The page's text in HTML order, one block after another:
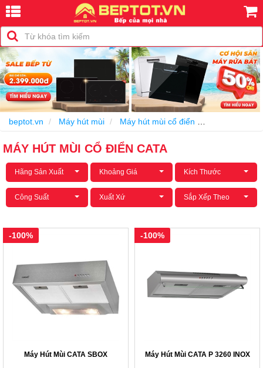
beptot.vn Máy hút mùi Máy hút mùi cổ điển
MÁY HÚT MÙI CỔ ĐIỂN CATA
Hãng Sản Xuất Khoảng Giá Kích Thước
Công Suất Xuất Xứ Sắp Xếp Theo
Máy Hút Mùi CATA SBOX
-100%
Máy Hút Mùi CATA P 3260 INOX
-100%